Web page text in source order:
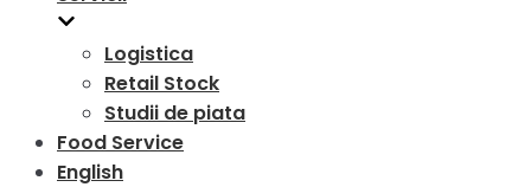
Logistica
Retail Stock
Studii de piata
Food Service
English